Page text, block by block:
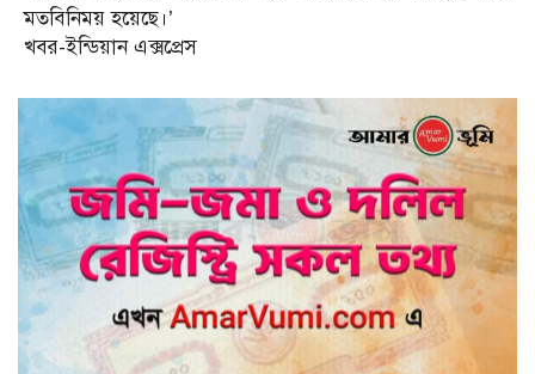
মতবিনিময় হয়েছে।’
খবর-ইন্ডিয়ান এক্সপ্রেস